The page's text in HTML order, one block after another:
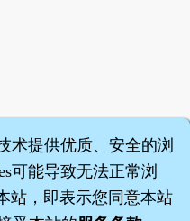
术提供优质、安全的浏
可能导致无法正常浏
站，即表示您同意本站